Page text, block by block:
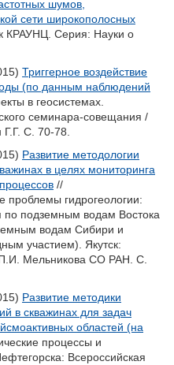
шумов,
сети широкополосных
КРАУНЦ. Серия: Науки о
Триггерное воздействие
(по данным наблюдений
в геосистемах.
семинара-совещания /
С. 70-78.
Развитие методологии
в целях мониторинга
//
гидрогеологии:
подземным водам Востока
водам Сибири и
участием). Якутск:
Мельникова СО РАН. С.
Развитие методики
в скважинах для задач
областей (на
процессы и
Всероссийская